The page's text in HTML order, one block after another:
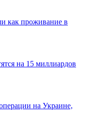
как проживание в
на 15 миллиардов
на Украине,